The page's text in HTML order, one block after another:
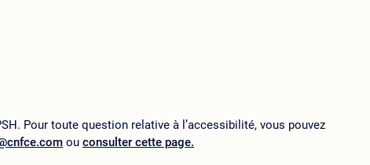
Pour toute question relative à l’accessibilité, vous pouvez
ou consulter cette page.